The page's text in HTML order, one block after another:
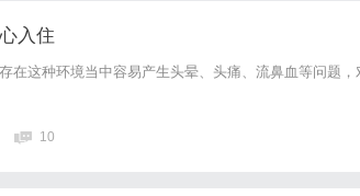
入住
在这种环境当中容易产生头晕、头痛、流鼻血等问题，
10